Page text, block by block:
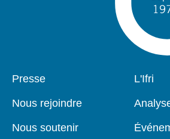
Pied
page
Presse
Nous rejoindre
Nous soutenir
L'Ifri